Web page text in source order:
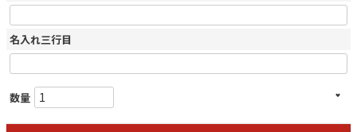
名入れ三行目